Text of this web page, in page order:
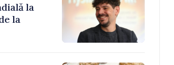
la
la